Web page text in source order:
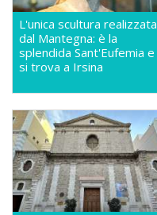
L'unica scultura realizzata
dal Mantegna: è la
splendida Sant'Eufemia e
si trova a Irsina